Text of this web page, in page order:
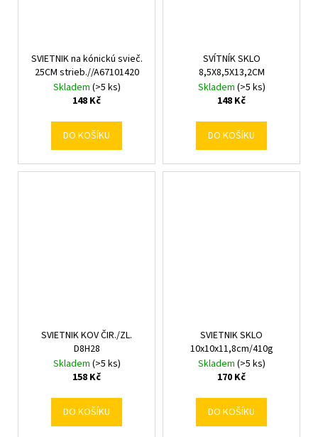
SVIETNIK na kónickú svieč.
25CM strieb.//A67101420
Skladem (>5 ks)
148 Kč
DO KOŠÍKU
SVÍTNÍK SKLO
8,5X8,5X13,2CM
Skladem (>5 ks)
148 Kč
DO KOŠÍKU
SVIETNIK KOV ČIR./ZL.
D8H28
Skladem (>5 ks)
158 Kč
DO KOŠÍKU
SVIETNIK SKLO
10x10x11,8cm/410g
Skladem (>5 ks)
170 Kč
DO KOŠÍKU